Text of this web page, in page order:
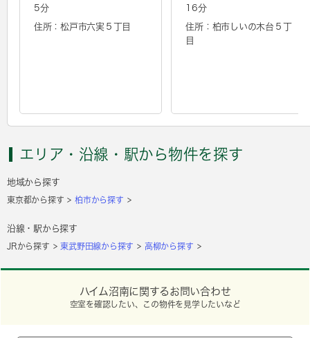
5分
住所：松戸市六実５丁目
16分
住所：柏市しいの木台５丁
目
エリア・沿線・駅から物件を探す
地域から探す
東京都から探す 柏市から探す
沿線・駅から探す
JRから探す 東武野田線から探す 高柳から探す
ハイム沼南に関するお問い合わせ
空室を確認したい、この物件を見学したいなど